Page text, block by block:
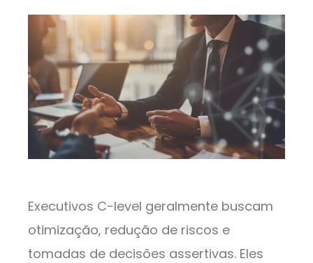
Executivos C-level geralmente buscam
otimização, redução de riscos e
tomadas de decisões assertivas. Eles